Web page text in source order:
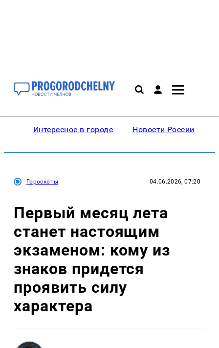
Интересное в городе Новости России
Гороскопы 04.06.2026, 07:20
Первый месяц лета
станет настоящим
экзаменом: кому из
знаков придется
проявить силу
характера